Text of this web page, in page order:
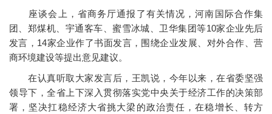
座谈会上，省商务厅通报了有关情况，河南国际合作集
团、郑煤机、宇通客车、蜜雪冰城、卫华集团等10家企业先后
发言，14家企业作了书面发言，围绕企业发展、对外合作、营
商环境建设等提出意见建议。
在认真听取大家发言后，王凯说，今年以来，在省委坚强
领导下，全省上下深入贯彻落实党中央关于经济工作的决策部
署，坚决扛稳经济大省挑大梁的政治责任，在稳增长、转方